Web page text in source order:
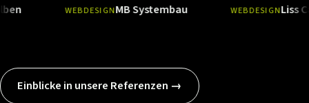
WEBDESIGN Ansehen→
MB Systembau WEBDESIGN Ansehen→
Liss Care
Einblicke in unsere Referenzen →